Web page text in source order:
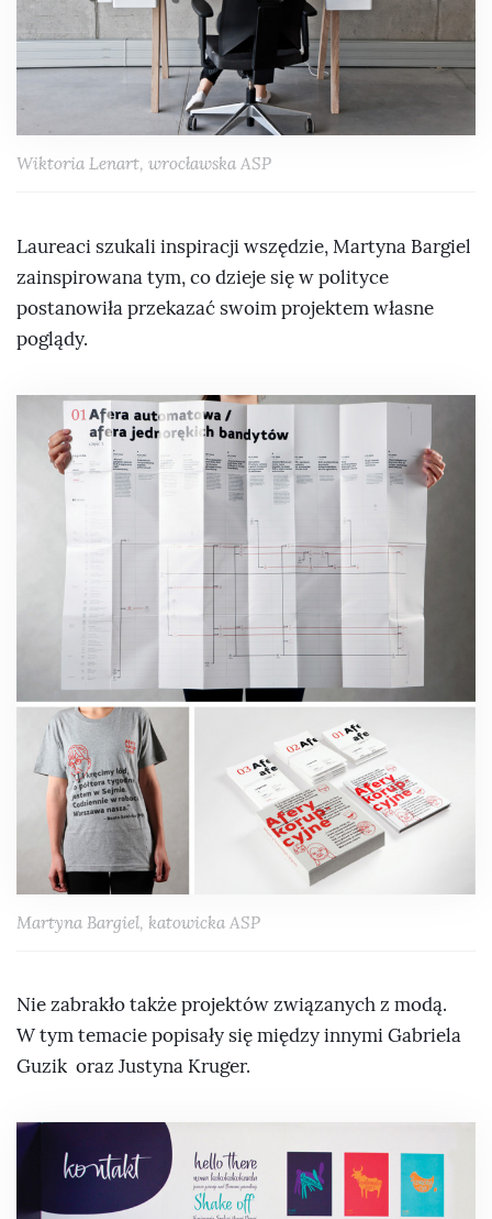
Wiktoria Lenart, wrocławska ASP
Laureaci szukali inspiracji wszędzie, Martyna Bargiel
zainspirowana tym, co dzieje się w polityce
postanowiła przekazać swoim projektem własne
poglądy.
Martyna Bargiel, katowicka ASP
Nie zabrakło także projektów związanych z modą.
W tym temacie popisały się między innymi Gabriela
Guzik oraz Justyna Kruger.